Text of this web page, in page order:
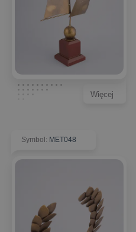
Więcej
Symbol: MET048